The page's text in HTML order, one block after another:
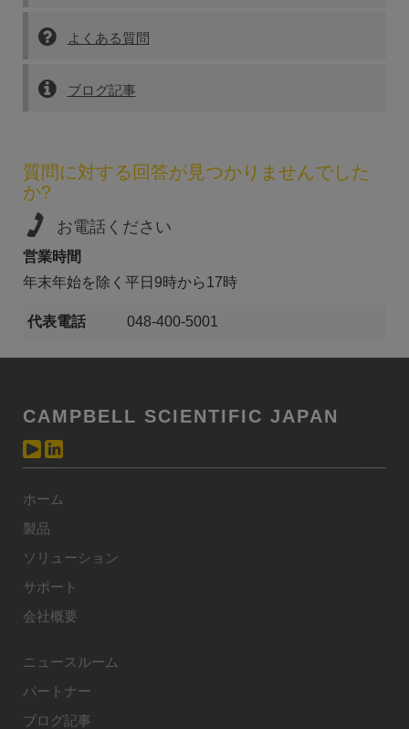
よくある質問
ブログ記事
質問に対する回答が見つかりませんでした
か?
お電話ください
営業時間
年末年始を除く平日9時から17時
代表電話 048-400-5001
CAMPBELL SCIENTIFIC JAPAN
ホーム
製品
ソリューション
サポート
会社概要
ニュースルーム
パートナー
ブログ記事